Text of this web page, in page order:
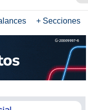
+ Secciones